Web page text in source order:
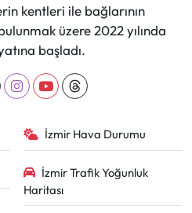
kentleri ile bağlarının
üzere 2022 yılında
başladı.
İzmir Hava Durumu
İzmir Trafik Yoğunluk
Haritası